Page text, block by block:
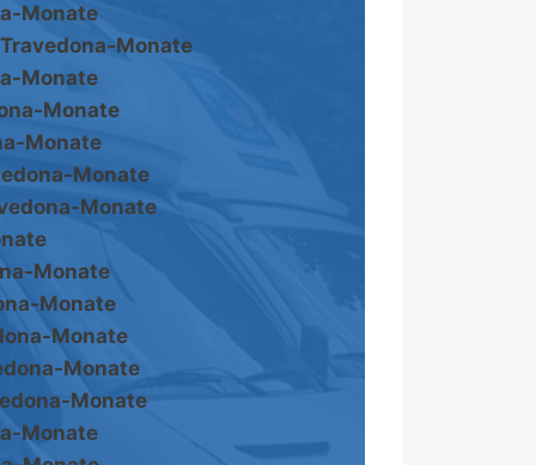
Monate
Travedona-Monate
Monate
Monate
Monate
Monate
Monate
Monate
Monate
Monate
Monate
Monate
Monate